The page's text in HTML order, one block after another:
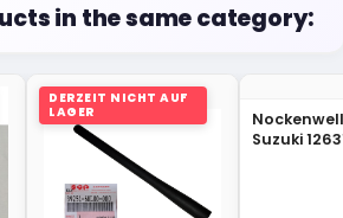
in the same category:
DERZEIT NICHT AUF
LAGER
Suzuki